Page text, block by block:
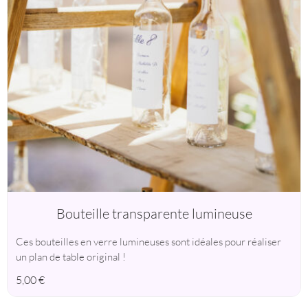
Bouteille transparente lumineuse
Ces bouteilles en verre lumineuses sont idéales pour réaliser
un plan de table original !
5,00€